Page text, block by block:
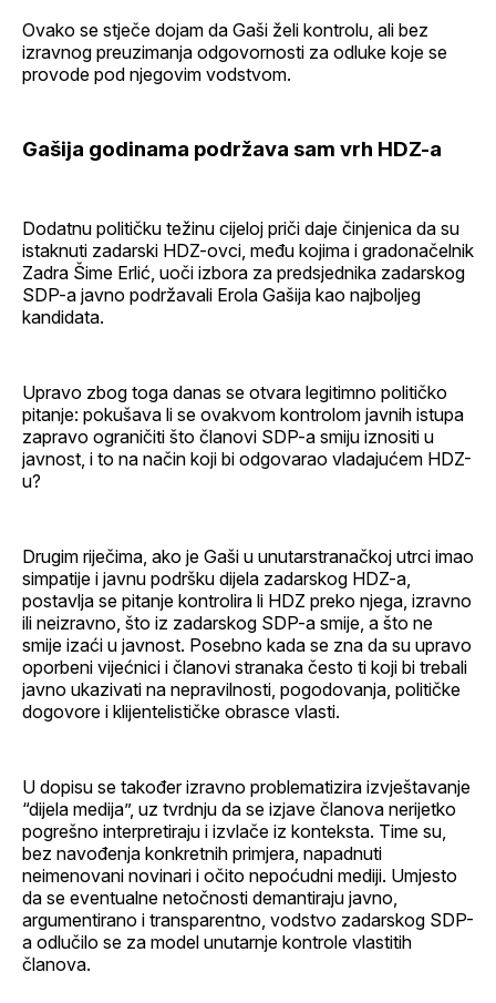
Ovako se stječe dojam da Gaši želi kontrolu, ali bez
izravnog preuzimanja odgovornosti za odluke koje se
provode pod njegovim vodstvom.
Gašija godinama podržava sam vrh HDZ-a
Dodatnu političku težinu cijeloj priči daje činjenica da su
istaknuti zadarski HDZ-ovci, među kojima i gradonačelnik
Zadra Šime Erlić, uoči izbora za predsjednika zadarskog
SDP-a javno podržavali Erola Gašija kao najboljeg
kandidata.
Upravo zbog toga danas se otvara legitimno političko
pitanje: pokušava li se ovakvom kontrolom javnih istupa
zapravo ograničiti što članovi SDP-a smiju iznositi u
javnost, i to na način koji bi odgovarao vladajućem HDZ-
u?
Drugim riječima, ako je Gaši u unutarstranačkoj utrci imao
simpatije i javnu podršku dijela zadarskog HDZ-a,
postavlja se pitanje kontrolira li HDZ preko njega, izravno
ili neizravno, što iz zadarskog SDP-a smije, a što ne
smije izaći u javnost. Posebno kada se zna da su upravo
oporbeni vijećnici i članovi stranaka često ti koji bi trebali
javno ukazivati na nepravilnosti, pogodovanja, političke
dogovore i klijentelističke obrasce vlasti.
U dopisu se također izravno problematizira izvještavanje
“dijela medija”, uz tvrdnju da se izjave članova nerijetko
pogrešno interpretiraju i izvlače iz konteksta. Time su,
bez navođenja konkretnih primjera, napadnuti
neimenovani novinari i očito nepoćudni mediji. Umjesto
da se eventualne netočnosti demantiraju javno,
argumentirano i transparentno, vodstvo zadarskog SDP-
a odlučilo se za model unutarnje kontrole vlastitih
članova.